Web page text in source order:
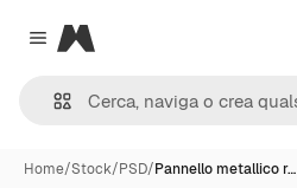
Close menu
Magnific
Home/Stock/PSD/Pannello metallico r…